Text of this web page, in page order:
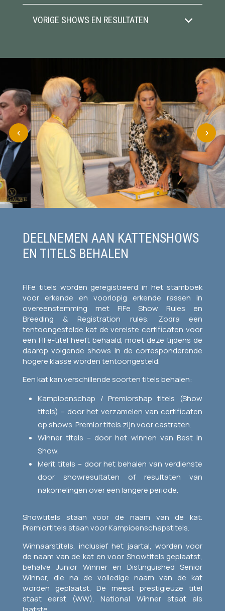
VORIGE SHOWS EN RESULTATEN
DEELNEMEN AAN KATTENSHOWS
EN TITELS BEHALEN
FIFe titels worden geregistreerd in het stamboek
voor erkende en voorlopig erkende rassen in
overeenstemming met FIFe Show Rules en
Breeding & Registration rules. Zodra een
tentoongestelde kat de vereiste certificaten voor
een FIFe-titel heeft behaald, moet deze tijdens de
daarop volgende shows in de corresponderende
hogere klasse worden tentoongesteld.
Een kat kan verschillende soorten titels behalen:
Kampioenschap / Premiorshap titels (Show
titels) – door het verzamelen van certificaten
op shows. Premior titels zijn voor castraten.
Winner titels – door het winnen van Best in
Show.
Merit titels – door het behalen van verdienste
door showresultaten of resultaten van
nakomelingen over een langere periode.
Showtitels staan voor de naam van de kat.
Premiortitels staan voor Kampioenschapstitels.
Winnaarstitels, inclusief het jaartal, worden voor
de naam van de kat en voor Showtitels geplaatst,
behalve Junior Winner en Distinguished Senior
Winner, die na de volledige naam van de kat
worden geplaatst. De meest prestigieuze titel
staat eerst (WW), National Winner staat als